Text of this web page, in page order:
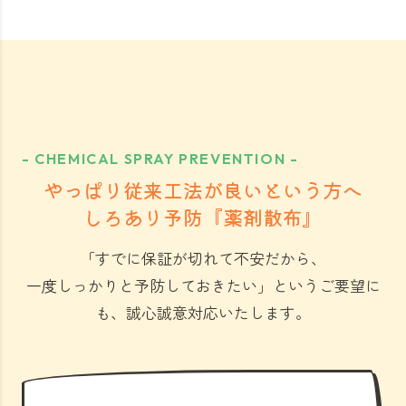
- CHEMICAL SPRAY PREVENTION -
やっぱり従来工法が良いという方へ
しろあり予防『薬剤散布』
「すでに保証が切れて不安だから、
一度しっかりと予防しておきたい」 というご要望に
も、誠心誠意対応いたします。